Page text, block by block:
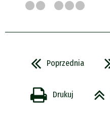
Poprzednia
Drukuj